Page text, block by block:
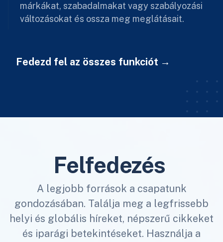
márkákat, szabadalmakat vagy szabályozási
változásokat és ossza meg meglátásait.
Fedezd fel az összes funkciót
Felfedezés
A legjobb források a csapatunk
gondozásában. Találja meg a legfrissebb
helyi és globális híreket, népszerű cikkeket
és iparági betekintéseket. Használja a